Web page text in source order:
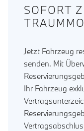
SOFORT
Jetzt Fahrzeug
senden. Mit
Ihr Fahrzeug